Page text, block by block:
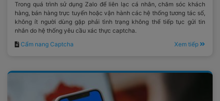
Trong quá trình sử dụng Zalo để liên lạc cá nhân, chăm sóc khách
hàng, bán hàng trực tuyến hoặc vận hành các hệ thống tương tác số,
không ít người dùng gặp phải tình trạng không thể tiếp tục gửi tin
nhắn do hệ thống yêu cầu xác thực captcha.
Cẩm nang Captcha
Xem tiếp